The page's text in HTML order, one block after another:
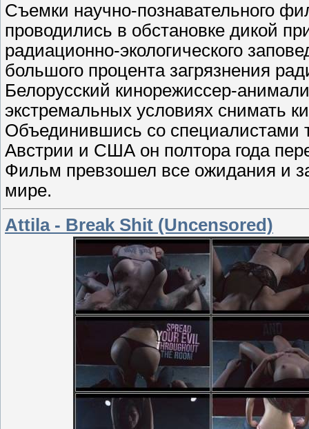
Съемки научно-познавательного
проводились в обстановке дикой
радиационно-экологического
большого процента загрязнения
Белорусский кинорежиссер-
экстремальных условиях снимать
Объединившись со специалистами
Австрии и США он полтора года
Фильм превзошел все ожидания и
мире.
Attila - Break Shit (Uncensored)